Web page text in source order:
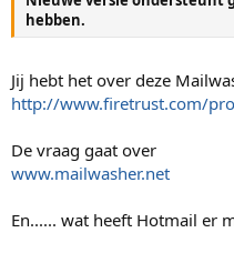
hebben.
Jij hebt het over deze
http://www.firetrust.com/
De vraag gaat over
www.mailwasher.net
En...... wat heeft Hotmail er